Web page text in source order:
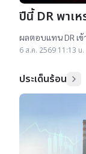
ปีนี้ DR พาเ
ผลตอบแทน
ผลตอบแทน DR เข้
เผยสาเหตุออกให
6 ส.ค. 2569 11:13 น.
ประเด็นร้อน